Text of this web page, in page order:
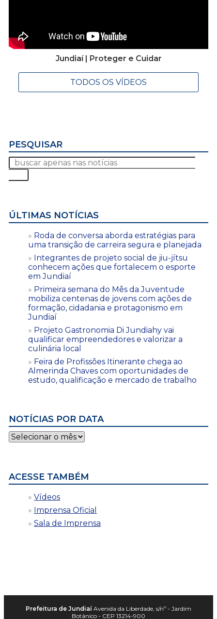
Jundiaí | Proteger e Cuidar
TODOS OS VÍDEOS
PESQUISAR
ÚLTIMAS NOTÍCIAS
Roda de conversa aborda estratégias para
uma transição de carreira segura e planejada
Integrantes de projeto social de jiu-jítsu
conhecem ações que fortalecem o esporte
em Jundiaí
Primeira semana do Mês da Juventude
mobiliza centenas de jovens com ações de
formação, cidadania e protagonismo em
Jundiaí
Projeto Gastronomia Di Jundiahy vai
qualificar empreendedores e valorizar a
culinária local
Feira de Profissões Itinerante chega ao
Almerinda Chaves com oportunidades de
estudo, qualificação e mercado de trabalho
NOTÍCIAS POR DATA
Notícias
por
ACESSE TAMBÉM
Vídeos
Imprensa Oficial
Sala de Imprensa
Prefeitura de Jundiaí Avenida da Liberdade, s/nº - Jardim
Botânico - CEP 13214-900